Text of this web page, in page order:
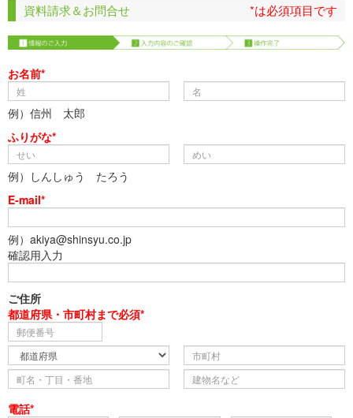
資料請求＆お問合せ *は必須項目です
お名前*
例）信州 太郎
ふりがな*
例）しんしゅう たろう
E-mail*
例）akiya@shinsyu.co.jp
確認用入力
ご住所
都道府県・市町村まで必須*
電話*